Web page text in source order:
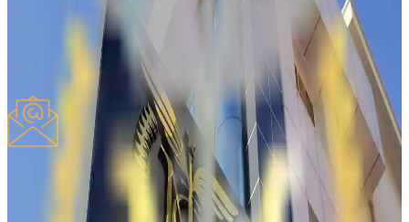
Mesajınızı yazın*
Şəxsi
məlumatlarınızın isdifadəsinə razılıq vermək üçün düyməni basın
PTT QEP